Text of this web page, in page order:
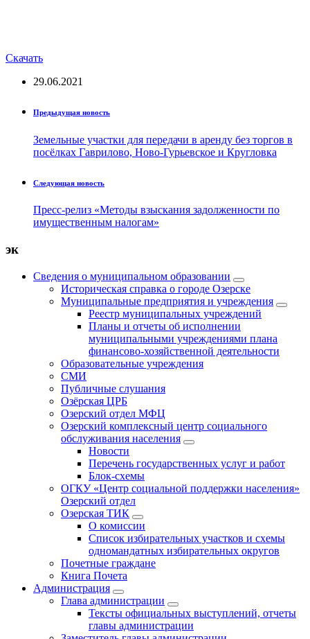
Скачать
29.06.2021
Предыдущая новость
Земельные участки для передачи в аренду без торгов в
посёлках Гаврилово, Ново-Гурьевское и Кругловка
Следующая новость
Пресс-релиз «Методы взыскания задолженности по
имущественным налогам»
эк
Сведения о муниципальном образовании
Историческая справка о городе Озерске
Муниципальные предприятия и учреждения
Реестр муниципальных учреждений
Планы и отчеты об исполнении
муниципальными учреждениями плана
финансово-хозяйственной деятельности
Образовательные учреждения
СМИ
Публичные слушания
Озёрская ЦРБ
Озерский отдел МФЦ
Озерский комплексный центр социального
обслуживания населения
Новости
Перечень государственных услуг и работ
Блок-схемы
ОГКУ «Центр социальной поддержки населения»
Озерский отдел
Озерская ТИК
О комиссии
Список избирательных участков и схемы
одномандатных избирательных округов
Почетные граждане
Книга Почета
Администрация
Глава администрации
Тексты официальных выступлений, отчеты
главы администрации